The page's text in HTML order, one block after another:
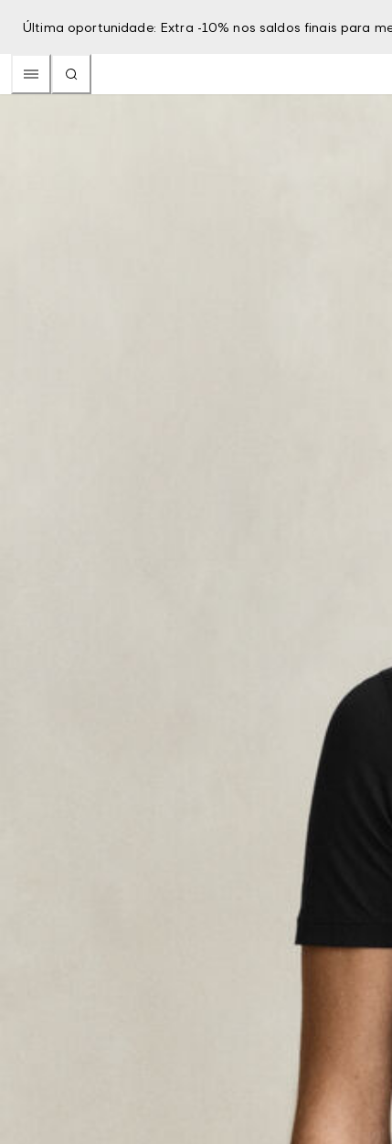
Última oportunidade: Extra -10% nos saldos finais para